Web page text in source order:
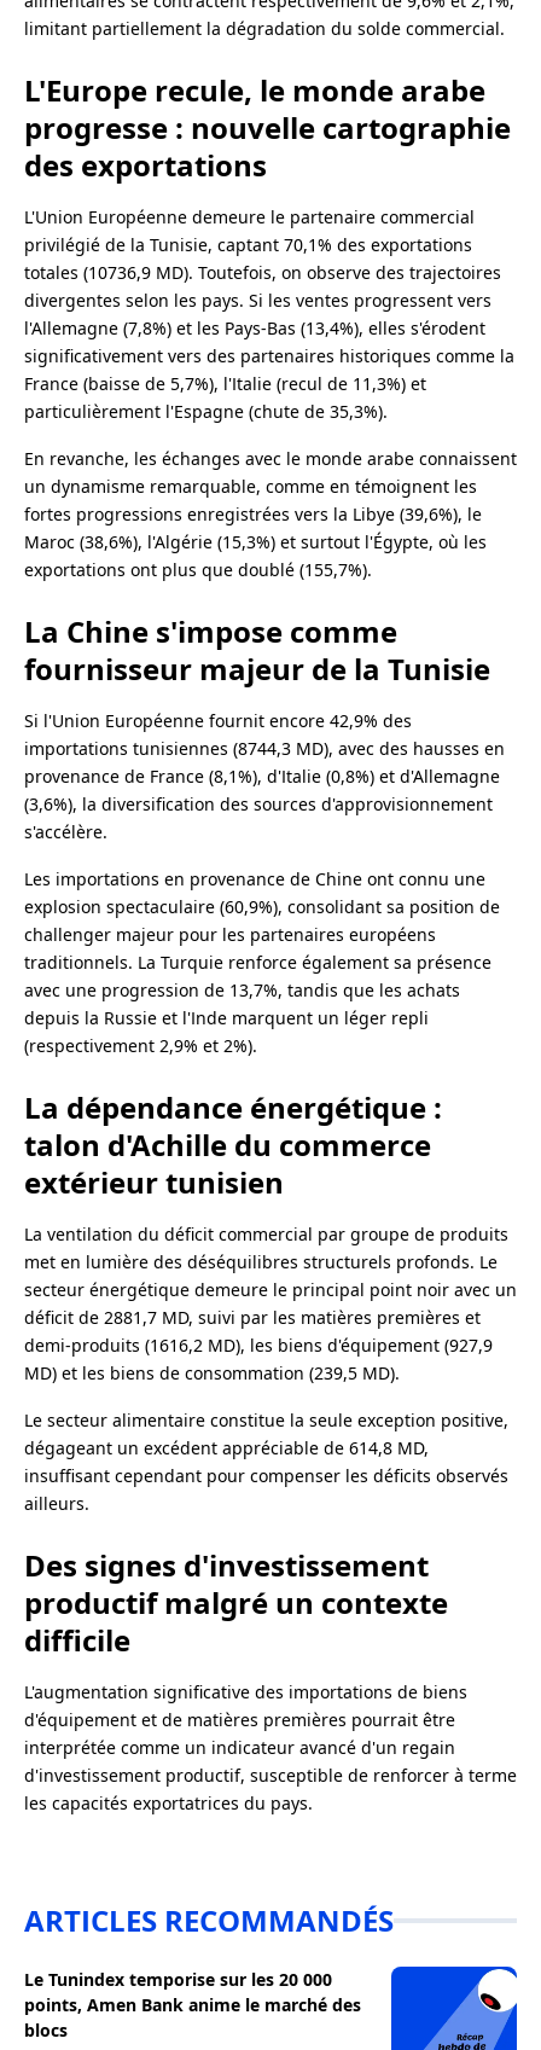
limitant partiellement la dégradation du solde commercial.
L'Europe recule, le monde arabe
progresse : nouvelle cartographie
des exportations
L'Union Européenne demeure le partenaire commercial
privilégié de la Tunisie, captant 70,1% des exportations
totales (10736,9 MD). Toutefois, on observe des trajectoires
divergentes selon les pays. Si les ventes progressent vers
l'Allemagne (7,8%) et les Pays-Bas (13,4%), elles s'érodent
significativement vers des partenaires historiques comme la
France (baisse de 5,7%), l'Italie (recul de 11,3%) et
particulièrement l'Espagne (chute de 35,3%).
En revanche, les échanges avec le monde arabe connaissent
un dynamisme remarquable, comme en témoignent les
fortes progressions enregistrées vers la Libye (39,6%), le
Maroc (38,6%), l'Algérie (15,3%) et surtout l'Égypte, où les
exportations ont plus que doublé (155,7%).
La Chine s'impose comme
fournisseur majeur de la Tunisie
Si l'Union Européenne fournit encore 42,9% des
importations tunisiennes (8744,3 MD), avec des hausses en
provenance de France (8,1%), d'Italie (0,8%) et d'Allemagne
(3,6%), la diversification des sources d'approvisionnement
s'accélère.
Les importations en provenance de Chine ont connu une
explosion spectaculaire (60,9%), consolidant sa position de
challenger majeur pour les partenaires européens
traditionnels. La Turquie renforce également sa présence
avec une progression de 13,7%, tandis que les achats
depuis la Russie et l'Inde marquent un léger repli
(respectivement 2,9% et 2%).
La dépendance énergétique :
talon d'Achille du commerce
extérieur tunisien
La ventilation du déficit commercial par groupe de produits
met en lumière des déséquilibres structurels profonds. Le
secteur énergétique demeure le principal point noir avec un
déficit de 2881,7 MD, suivi par les matières premières et
demi-produits (1616,2 MD), les biens d'équipement (927,9
MD) et les biens de consommation (239,5 MD).
Le secteur alimentaire constitue la seule exception positive,
dégageant un excédent appréciable de 614,8 MD,
insuffisant cependant pour compenser les déficits observés
ailleurs.
Des signes d'investissement
productif malgré un contexte
difficile
L'augmentation significative des importations de biens
d'équipement et de matières premières pourrait être
interprétée comme un indicateur avancé d'un regain
d'investissement productif, susceptible de renforcer à terme
les capacités exportatrices du pays.
ARTICLES RECOMMANDÉS
Le Tunindex temporise sur les 20 000
points, Amen Bank anime le marché des
blocs